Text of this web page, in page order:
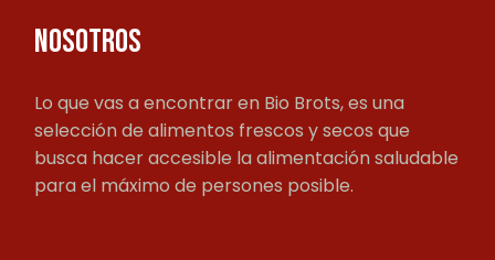
NOSOTROS
Lo que vas a encontrar en Bio Brots, es una
selección de alimentos frescos y secos que
busca hacer accesible la alimentación saludable
para el máximo de persones posible.